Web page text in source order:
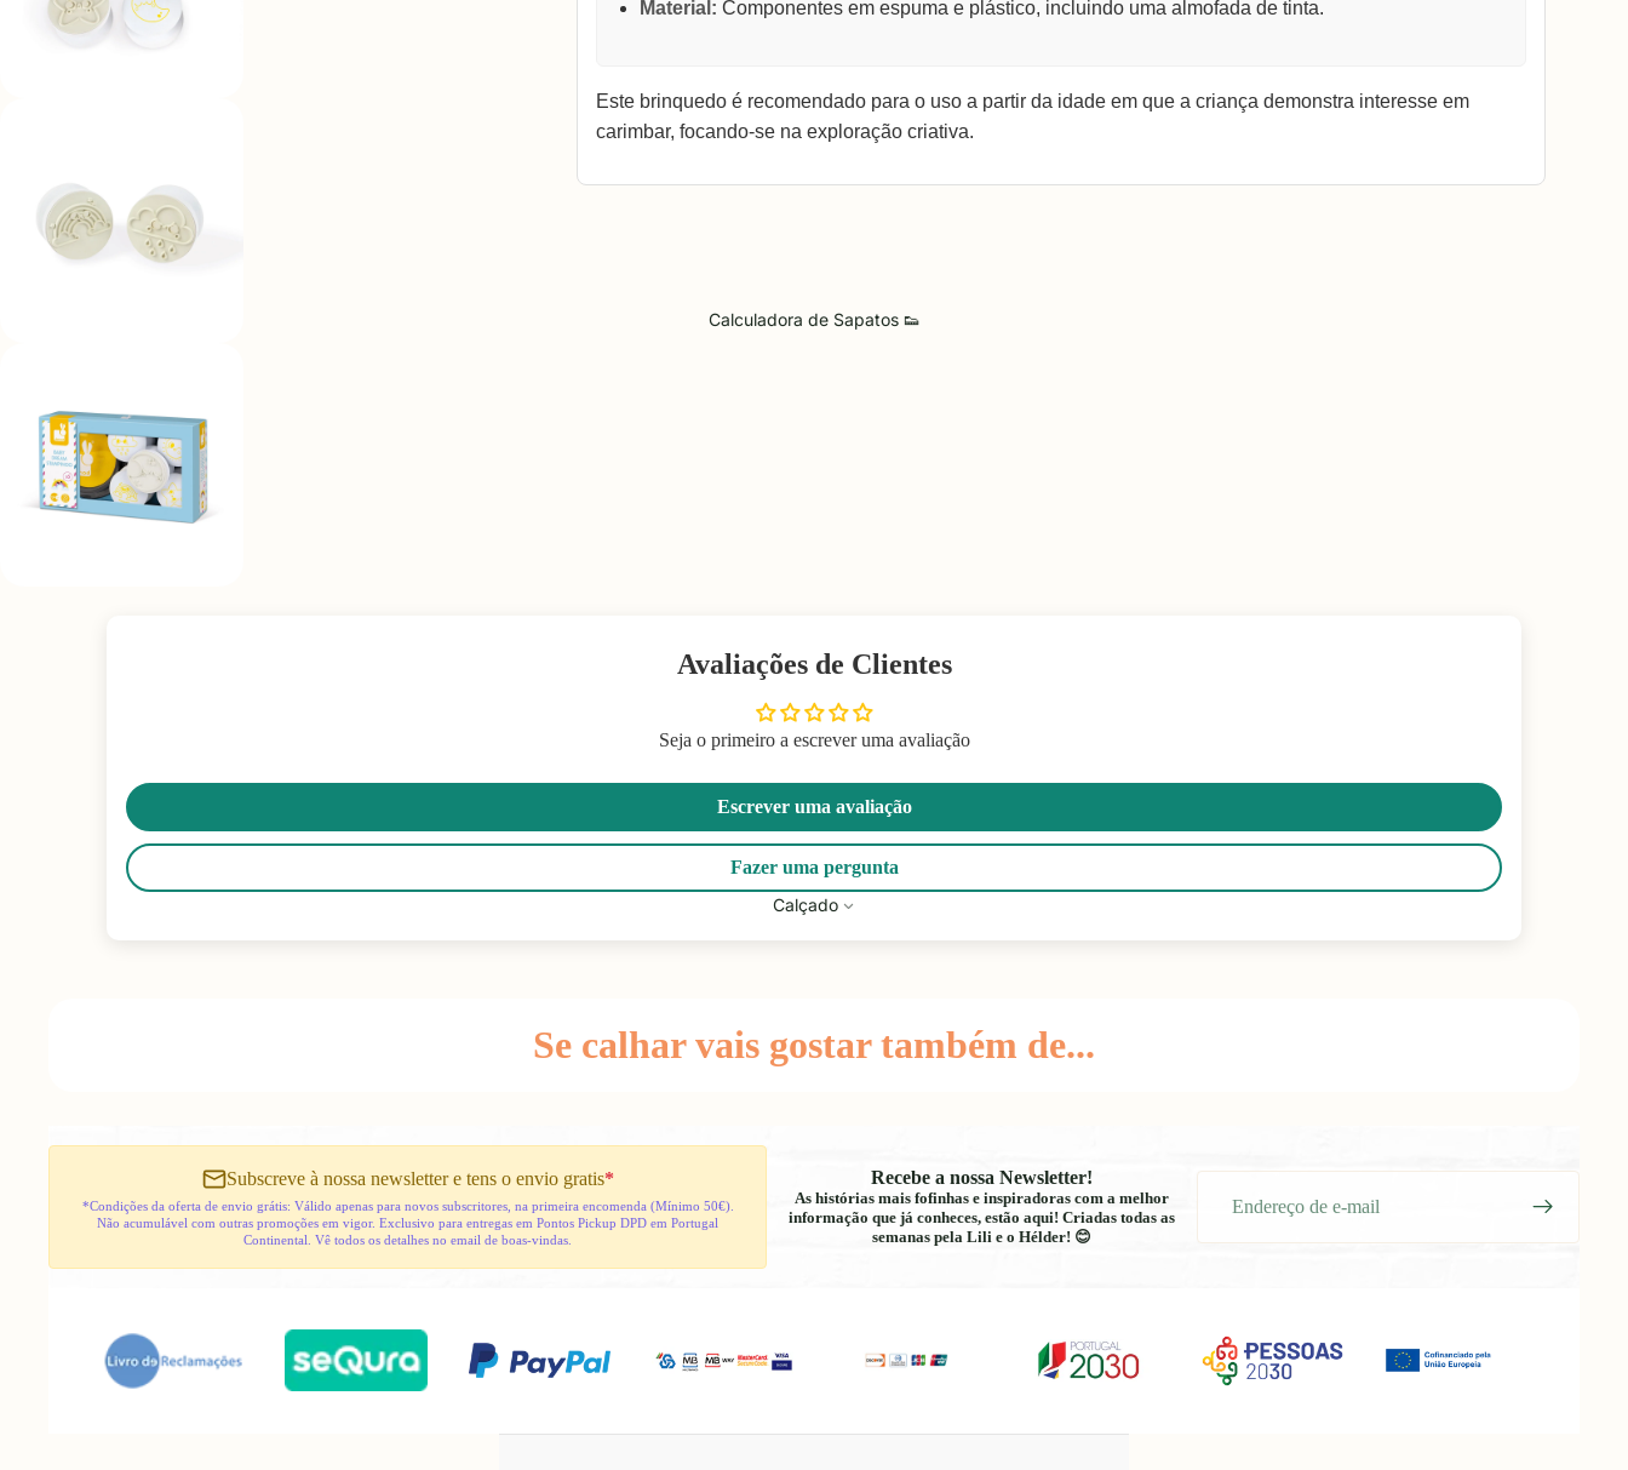
Calculadora de Sapatos 👟
Calçado
Material: Componentes em espuma e plástico, incluindo uma almofada de tinta.
Este brinquedo é recomendado para o uso a partir da idade em que a criança demonstra interesse em
carimbar, focando-se na exploração criativa.
Avaliações de Clientes
Seja o primeiro a escrever uma avaliação
Escrever uma avaliação
Fazer uma pergunta
Se calhar vais gostar também de...
Subscreve à nossa newsletter e tens o envio gratis*
*Condições da oferta de envio grátis: Válido apenas para novos subscritores, na primeira encomenda (Mínimo 50€).
Não acumulável com outras promoções em vigor. Exclusivo para entregas em Pontos Pickup DPD em Portugal
Continental. Vê todos os detalhes no email de boas-vindas.
Recebe a nossa Newsletter!
As histórias mais fofinhas e inspiradoras com a melhor
informação que já conheces, estão aqui! Criadas todas as
semanas pela Lili e o Hélder! 😊